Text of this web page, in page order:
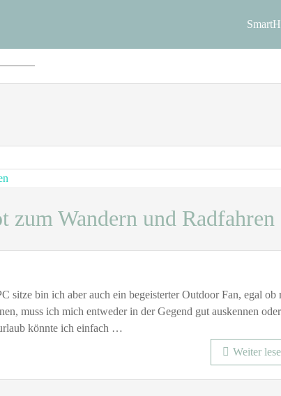
Wandern und Radfahren
sitze bin ich aber auch ein begeisterter Outdoor Fan, egal ob
muss ich mich entweder in der Gegend gut auskennen oder
könnte ich einfach …
Weiter